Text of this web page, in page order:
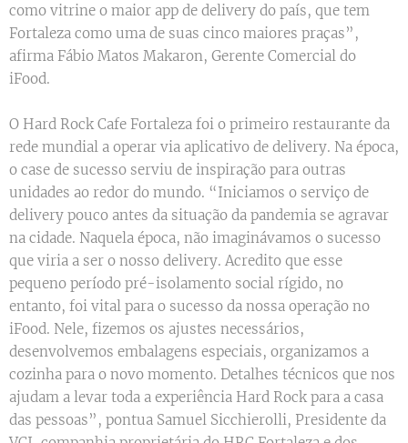
como vitrine o maior app de delivery do país, que tem
Fortaleza como uma de suas cinco maiores praças”,
afirma Fábio Matos Makaron, Gerente Comercial do
iFood.
O Hard Rock Cafe Fortaleza foi o primeiro restaurante da
rede mundial a operar via aplicativo de delivery. Na época,
o case de sucesso serviu de inspiração para outras
unidades ao redor do mundo. “Iniciamos o serviço de
delivery pouco antes da situação da pandemia se agravar
na cidade. Naquela época, não imaginávamos o sucesso
que viria a ser o nosso delivery. Acredito que esse
pequeno período pré-isolamento social rígido, no
entanto, foi vital para o sucesso da nossa operação no
iFood. Nele, fizemos os ajustes necessários,
desenvolvemos embalagens especiais, organizamos a
cozinha para o novo momento. Detalhes técnicos que nos
ajudam a levar toda a experiência Hard Rock para a casa
das pessoas”, pontua Samuel Sicchierolli, Presidente da